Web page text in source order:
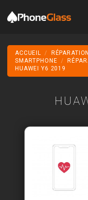
ACCUEIL
SMARTPHONE
HUAWEI Y6 2019